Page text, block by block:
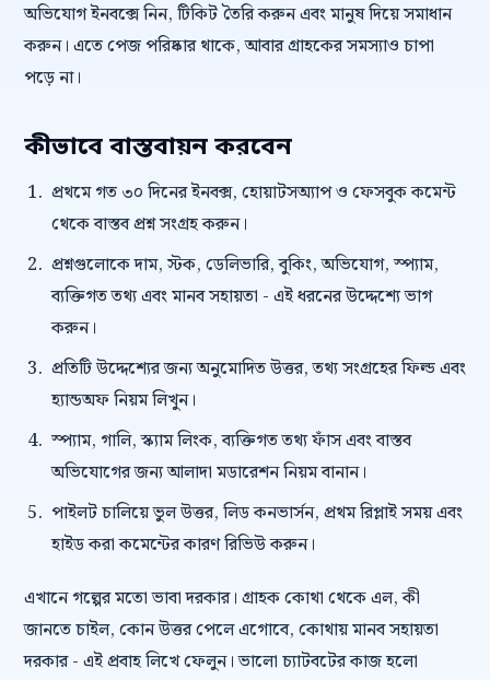
অভিযোগ ইনবক্সে নিন, টিকিট তৈরি করুন এবং মানুষ দিয়ে সমাধান
করুন। এতে পেজ পরিষ্কার থাকে, আবার গ্রাহকের সমস্যাও চাপা
পড়ে না।
কীভাবে বাস্তবায়ন করবেন
প্রথমে গত ৩০ দিনের ইনবক্স, হোয়াটসঅ্যাপ ও ফেসবুক কমেন্ট
থেকে বাস্তব প্রশ্ন সংগ্রহ করুন।
প্রশ্নগুলোকে দাম, স্টক, ডেলিভারি, বুকিং, অভিযোগ, স্প্যাম,
ব্যক্তিগত তথ্য এবং মানব সহায়তা - এই ধরনের উদ্দেশ্যে ভাগ
করুন।
প্রতিটি উদ্দেশ্যের জন্য অনুমোদিত উত্তর, তথ্য সংগ্রহের ফিল্ড এবং
হ্যান্ডঅফ নিয়ম লিখুন।
স্প্যাম, গালি, স্ক্যাম লিংক, ব্যক্তিগত তথ্য ফাঁস এবং বাস্তব
অভিযোগের জন্য আলাদা মডারেশন নিয়ম বানান।
পাইলট চালিয়ে ভুল উত্তর, লিড কনভার্সন, প্রথম রিপ্লাই সময় এবং
হাইড করা কমেন্টের কারণ রিভিউ করুন।
এখানে গল্পের মতো ভাবা দরকার। গ্রাহক কোথা থেকে এল, কী
জানতে চাইল, কোন উত্তর পেলে এগোবে, কোথায় মানব সহায়তা
দরকার - এই প্রবাহ লিখে ফেলুন। ভালো চ্যাটবটের কাজ হলো